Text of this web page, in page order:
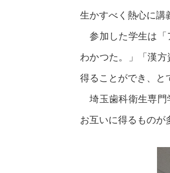
生かすべく熱心に講
参加した学生は「
わかつた。」「漢
得ることができ、と
埼玉歯科衛生専門
お互いに得るものが